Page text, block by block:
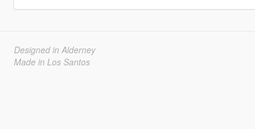
Designed in Alderney
Made in Los Santos